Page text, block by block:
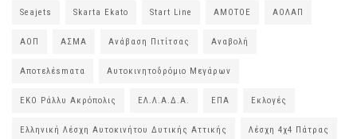
Seajets Skarta Ekato Start Line ΑΜΟΤΟΕ ΑΟΛΑΠ
ΑΟΠ ΑΣΜΑ Ανάβαση Πιτίτσας Αναβολή
Αποτελέsmατα Αυτοκινητοδρόμιο Μεγάρων
ΕΚΟ Ράλλυ Ακρόπολις ΕΛ.Λ.Α.Δ.Α. ΕΠΑ Εκλογές
Ελληνική Λέσχη Αυτοκινήτου Δυτικής Αττικής Λέσχη 4χ4 Πάτρας